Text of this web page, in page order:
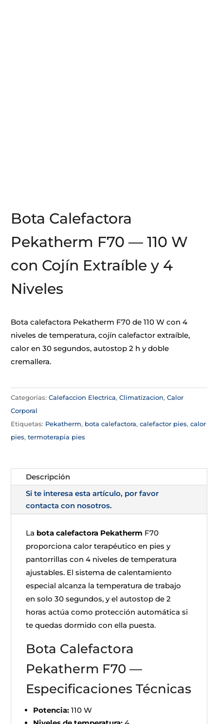
Bota Calefactora
Pekatherm F70 — 110 W
con Cojín Extraíble y 4
Niveles
Bota calefactora Pekatherm F70 de 110 W con 4
niveles de temperatura, cojín calefactor extraíble,
calor en 30 segundos, autostop 2 h y doble
cremallera.
Categorías:Calefaccion Electrica,Climatizacion,Calor
Corporal
Etiquetas: Pekatherm, bota calefactora,calefactor pies,calor
pies,termoterapia pies
Descripción
Si te interesa esta artículo, por favor
contacta con nosotros.
La bota calefactora Pekatherm F70
proporciona calor terapéutico en pies y
pantorrillas con 4 niveles de temperatura
ajustables. El sistema de calentamiento
especial alcanza la temperatura de trabajo
en solo 30 segundos, y el autostop de 2
horas actúa como protección automática si
te quedas dormido con ella puesta.
Bota Calefactora
Pekatherm F70 —
Especificaciones Técnicas
Potencia: 110 W